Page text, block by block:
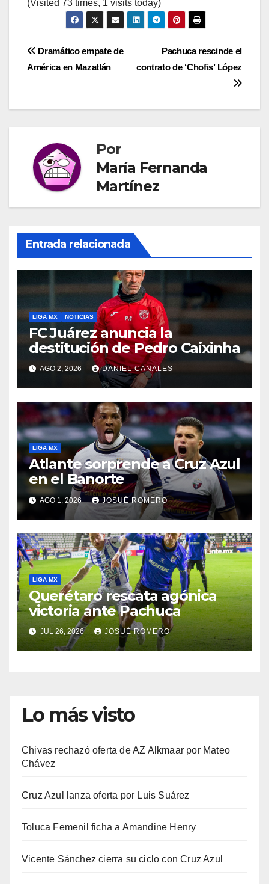
(Visited 73 times, 1 visits today)
Navegación
entradas
Pachuca rescinde el
contrato de ‘Chofis’ López
Dramático empate de
América en Mazatlán
Por
María Fernanda
Martínez
Entrada relacionada
LIGA MX NOTICIAS
FC Juárez anuncia la
destitución de Pedro Caixinha
AGO 2, 2026 DANIEL CANALES
LIGA MX
Atlante sorprende a Cruz Azul
en el Banorte
AGO 1, 2026 JOSUÉ ROMERO
LIGA MX
Querétaro rescata agónica
victoria ante Pachuca
JUL 26, 2026 JOSUÉ ROMERO
Lo más visto
Chivas rechazó oferta de AZ Alkmaar por Mateo
Chávez
Cruz Azul lanza oferta por Luis Suárez
Toluca Femenil ficha a Amandine Henry
Vicente Sánchez cierra su ciclo con Cruz Azul